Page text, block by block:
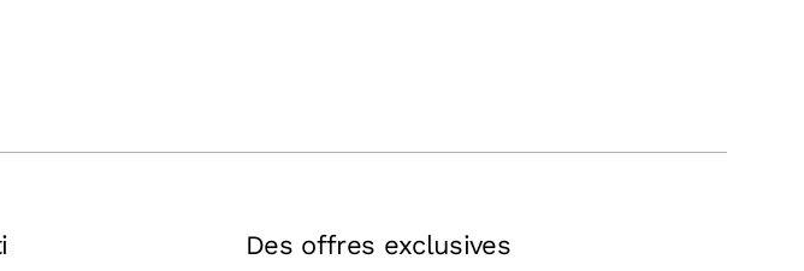
Des offres exclusives